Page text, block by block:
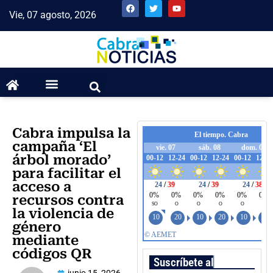
Vie, 07 agosto, 2026
Cabra impulsa la
campaña ‘El
árbol morado’
para facilitar el
acceso a
recursos contra
la violencia de
género
mediante
códigos QR
Suscríbete al boletín